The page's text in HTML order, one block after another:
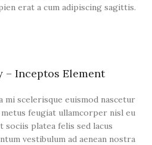
erat a cum adipiscing sagittis.
– Inceptos Element
mi scelerisque euismod nascetur
feugiat ullamcorper nisl eu
sociis platea felis sed lacus
vestibulum ad aenean nostra